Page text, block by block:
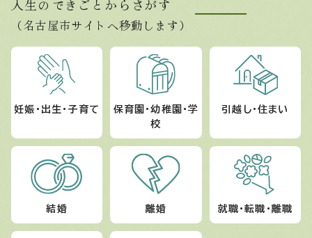
人生のできごとからさがす
（名古屋市サイトへ移動します）
妊娠・出生・子育て
保育園・幼稚園・学
校
引越し・住まい
結婚 離婚 就職・転職・離職